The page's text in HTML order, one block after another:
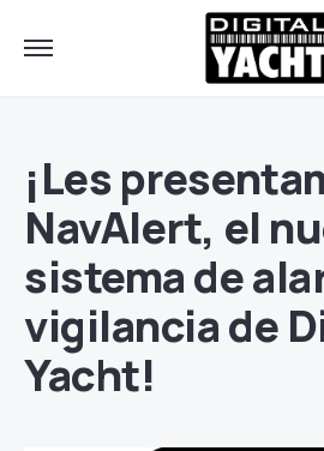
¡Les
NavAlert, el
sistema de
vigilancia de
Yacht!